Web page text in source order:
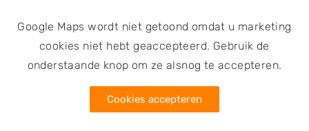
Google Maps wordt niet getoond omdat u marketing
cookies niet hebt geaccepteerd. Gebruik de
onderstaande knop om ze alsnog te accepteren.
Cookies accepteren